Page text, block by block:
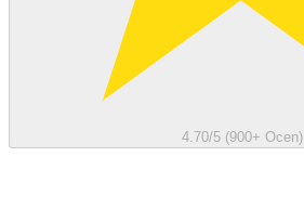
4.70/5 (900+ Ocen)